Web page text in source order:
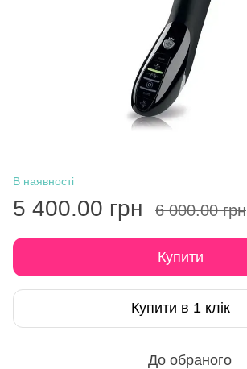
В наявності
5 400.00 грн 6 000.00 грн
Купити
Купити в 1 клік
До обраного